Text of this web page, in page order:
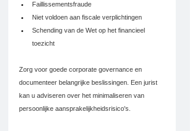
Faillissementsfraude
Niet voldoen aan fiscale verplichtingen
Schending van de Wet op het financieel
toezicht
Zorg voor goede corporate governance en
documenteer belangrijke beslissingen. Een jurist
kan u adviseren over het minimaliseren van
persoonlijke aansprakelijkheidsrisico's.